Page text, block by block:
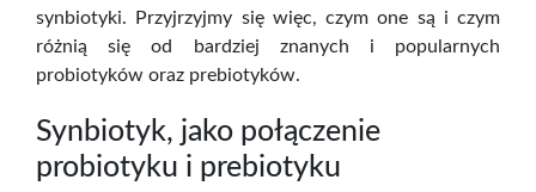
synbiotyki. Przyjrzyjmy się więc, czym one są i czym
różnią się od bardziej znanych i popularnych
probiotyków oraz prebiotyków.
Synbiotyk, jako połączenie
probiotyku i prebiotyku